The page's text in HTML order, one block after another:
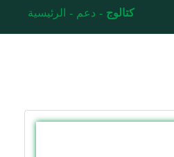
الرئيسية دعم كتالوج